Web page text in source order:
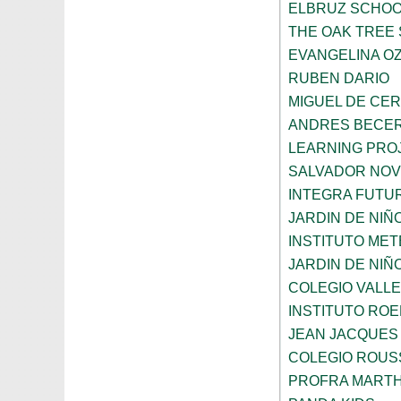
ELBRUZ
THE OAK TREE
EVANGELINA
RUBEN DARIO
MIGUEL DE
ANDRES
LEARNING
SALVADOR
INTEGRA
JARDIN DE
INSTITUTO
JARDIN DE
COLEGIO
INSTITUTO
JEAN
COLEGIO
PROFRA